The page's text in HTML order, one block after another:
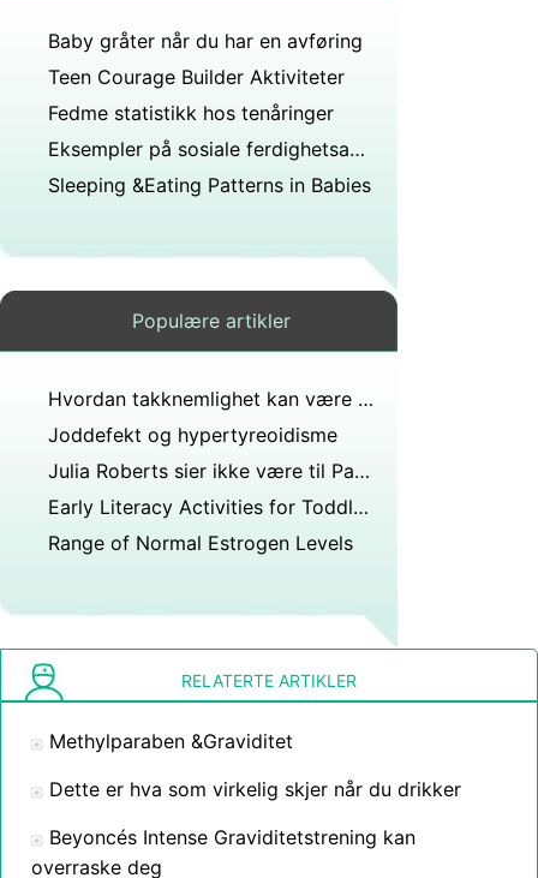
Baby gråter når du har en avføring
Teen Courage Builder Aktiviteter
Fedme statistikk hos tenåringer
Eksempler på sosiale ferdighetsaktiviteter for barn med Autism
Sleeping &Eating Patterns in Babies
Populære artikler
Hvordan takknemlighet kan være et kraftig fettfallsverktøy
Joddefekt og hypertyreoidisme
Julia Roberts sier ikke være til Pasta
Early Literacy Activities for Toddlers
Range of Normal Estrogen Levels
RELATERTE ARTIKLER
Methylparaben &Graviditet
Dette er hva som virkelig skjer når du drikker
Beyoncés Intense Graviditetstrening kan
overraske deg